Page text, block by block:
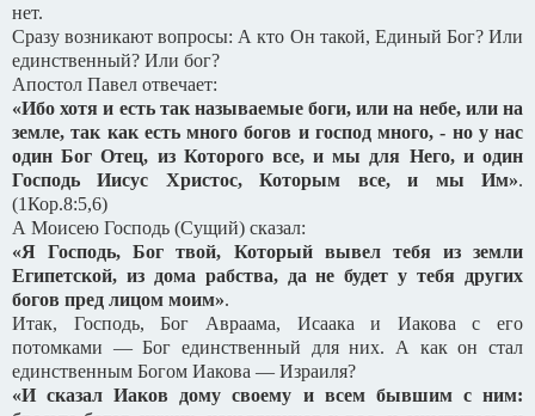
нет.
Сразу возникают вопросы: А кто Он такой, Единый Бог? Или
единственный? Или бог?
Апостол Павел отвечает:
«Ибо хотя и есть так называемые боги, или на небе, или на
земле, так как есть много богов и господ много, - но у нас
один Бог Отец, из Которого все, и мы для Него, и один
Господь Иисус Христос, Которым все, и мы Им».
(1Кор.8:5,6)
А Моисею Господь (Сущий) сказал:
«Я Господь, Бог твой, Который вывел тебя из земли
Египетской, из дома рабства, да не будет у тебя других
богов пред лицом моим».
Итак, Господь, Бог Авраама, Исаака и Иакова с его
потомками — Бог единственный для них. А как он стал
единственным Богом Иакова — Израиля?
«И сказал Иаков дому своему и всем бывшим с ним: